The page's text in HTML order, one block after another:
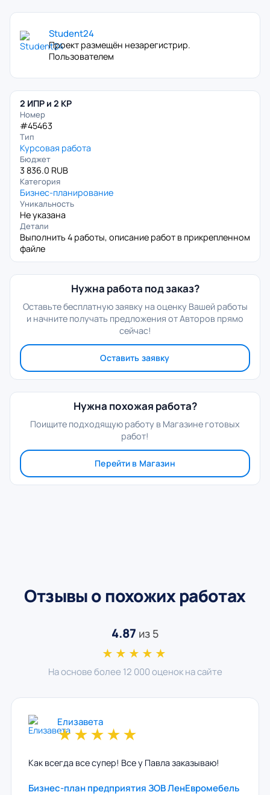
Student24
Проект размещён незарегистрир.
Пользователем
2 ИПР и 2 КР
Номер
#45463
Тип
Курсовая работа
Бюджет
3 836.0 RUB
Категория
Бизнес-планирование
Уникальность
Не указана
Детали
Выполнить 4 работы, описание работ в прикрепленном
файле
Нужна работа под заказ?
Оставьте бесплатную заявку на оценку Вашей работы
и начните получать предложения от Авторов прямо
сейчас!
Оставить заявку
Нужна похожая работа?
Поищите подходящую работу в Магазине готовых
работ!
Перейти в Магазин
Отзывы о похожих работах
4.87 из 5
★★★★★
На основе более 12 000 оценок на сайте
Елизавета
★★★★★
Как всегда все супер! Все у Павла заказываю!
Бизнес-план предприятия ЗОВ ЛенЕвромебель